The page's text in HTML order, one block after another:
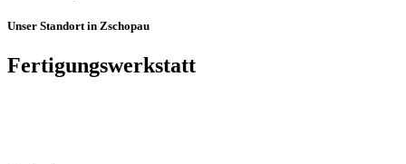
Unser Standort in Zschopau
Fertigungswerkstatt